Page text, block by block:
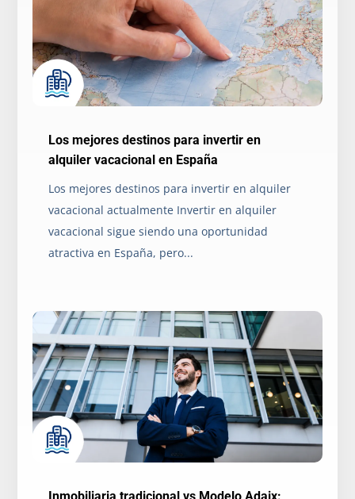
Los mejores destinos para invertir en
alquiler vacacional en España
Los mejores destinos para invertir en alquiler
vacacional actualmente Invertir en alquiler
vacacional sigue siendo una oportunidad
atractiva en España, pero...